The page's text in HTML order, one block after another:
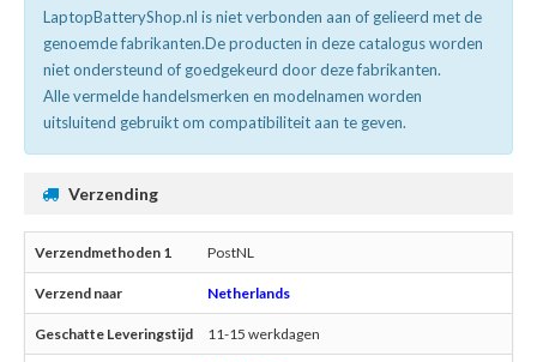
LaptopBatteryShop.nl is niet verbonden aan of gelieerd met de
genoemde fabrikanten.De producten in deze catalogus worden
niet ondersteund of goedgekeurd door deze fabrikanten.
Alle vermelde handelsmerken en modelnamen worden
uitsluitend gebruikt om compatibiliteit aan te geven.
Verzending
PostNL
Netherlands
11-15 werkdagen